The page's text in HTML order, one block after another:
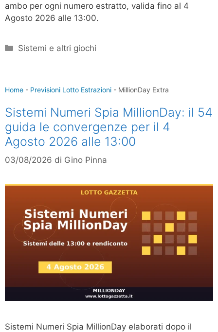
ambo per ogni numero estratto, valida fino al 4
Agosto 2026 alle 13:00.
Categorie
Sistemi e altri giochi
Home - Previsioni Lotto Estrazioni - MillionDay Extra
Sistemi Numeri Spia MillionDay: il 54
guida le convergenze per il 4
Agosto 2026 alle 13:00
03/08/2026 di Gino Pinna
Sistemi Numeri Spia MillionDay elaborati dopo il